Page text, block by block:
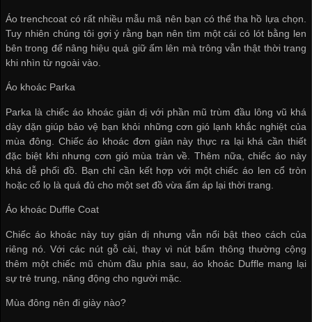
Áo trenchcoat có rất nhiều mẫu mã nên bạn có thể tha hồ lựa chọn.
Tuy nhiên chúng tôi gợi ý rằng bạn nên tìm một cái có lót bằng len
bên trong để nâng hiệu quả giữ ấm lên mà trông vẫn thật thời trang
khi nhìn từ ngoài vào.
Áo khoác Parka
Parka là chiếc áo khoác giản dị với phần mũ trùm đầu lông vũ khá
dày dặn giúp bảo vệ bạn khỏi những cơn gió lạnh khắc nghiệt của
mùa đông. Chiếc áo khoác đơn giản này thực ra lại khá cần thiết
đặc biệt khi nhưng cơn gió mùa tràn về. Thêm nữa, chiếc áo này
khá dễ phối đồ. Bạn chỉ cần kết hợp với một chiếc áo len cổ tròn
hoặc cổ lọ là quá đủ cho một set đồ vừa ấm áp lại thời trang.
Áo khoác Duffle Coat
Chiếc áo khoác này tuy giản dị nhưng vẫn nổi bật theo cách của
riêng nó. Với các nút gỗ cài, thay vì nút bấm thông thường cộng
thêm một chiếc mũ chùm đầu phía sau, áo khoác Duffle mang lại
sự trẻ trung, năng động cho người mặc.
Mùa đông nên đi giày nào?